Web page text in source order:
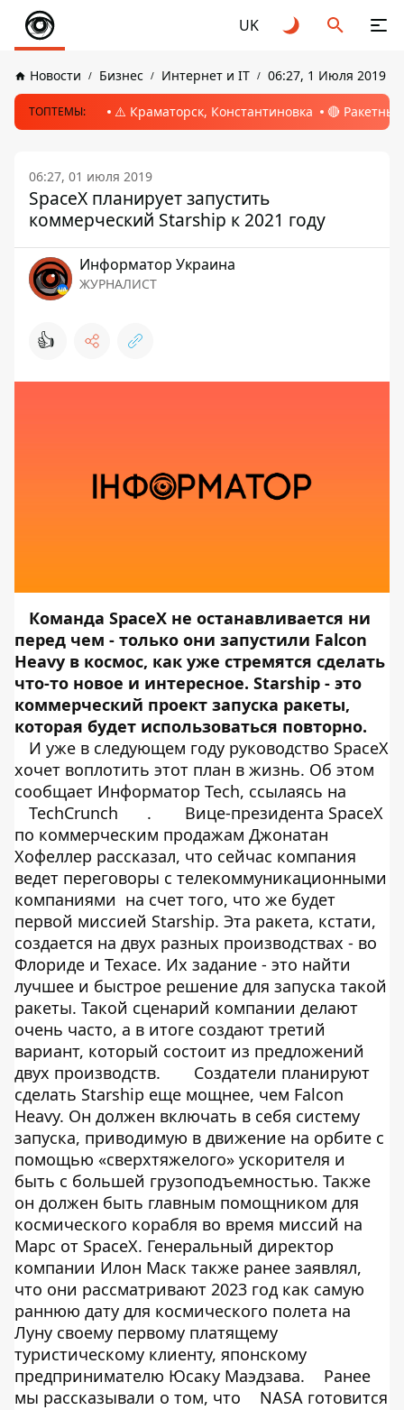
UK
Новости Бизнес Интернет и IT 06:27, 1 Июля 2019
ТОПТЕМЫ: ⚠️ Краматорск, Константиновка 🔴
06:27, 01 июля 2019
SpaceX планирует запустить
коммерческий Starship к 2021 году
Информатор Украина
ЖУРНАЛИСТ
👍
Команда SpaceX не останавливается ни
перед чем - только они запустили Falcon
Heavy в космос, как уже стремятся сделать
что-то новое и интересное. Starship - это
коммерческий проект запуска ракеты,
которая будет использоваться повторно.
И уже в следующем году руководство SpaceX
хочет воплотить этот план в жизнь. Об этом
сообщает Информатор Tech, ссылаясь на
TechCrunch
.
Вице-президента SpaceX
по коммерческим продажам Джонатан
Хофеллер рассказал, что сейчас компания
ведет переговоры с телекоммуникационными
компаниями на счет того, что же будет
первой миссией Starship. Эта ракета, кстати,
создается на двух разных производствах - во
Флориде и Техасе. Их задание - это найти
лучшее и быстрое решение для запуска такой
ракеты. Такой сценарий компании делают
очень часто, а в итоге создают третий
вариант, который состоит из предложений
двух производств.
Создатели планируют
сделать Starship еще мощнее, чем Falcon
Heavy. Он должен включать в себя систему
запуска, приводимую в движение на орбите с
помощью «сверхтяжелого» ускорителя и
быть с большей грузоподъемностью. Также
он должен быть главным помощником для
космического корабля во время миссий на
Марс от SpaceX. Генеральный директор
компании Илон Маск также ранее заявлял,
что они рассматривают 2023 год как самую
раннюю дату для космического полета на
Луну своему первому платящему
туристическому клиенту, японскому
предпринимателю Юсаку Маэдзава.
Ранее
мы рассказывали о том, что
NASA готовится